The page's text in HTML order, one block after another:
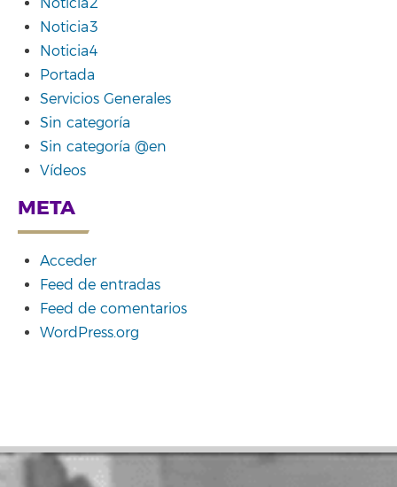
Noticia2
Noticia3
Noticia4
Portada
Servicios Generales
Sin categoría
Sin categoría @en
Vídeos
META
Acceder
Feed de entradas
Feed de comentarios
WordPress.org